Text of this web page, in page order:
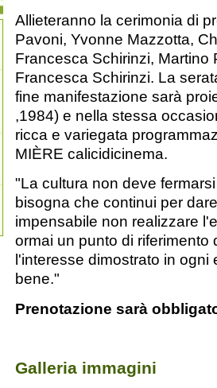
Allieteranno la cerimonia di
Pavoni, Yvonne Mazzotta,
Francesca Schirinzi, Martino
Francesca Schirinzi. La
fine manifestazione sarà
,1984) e nella stessa
ricca e variegata
MIÈRE calicidicinema.
"La cultura non deve
bisogna che continui per
impensabile non realizzare
ormai un punto di
l'interesse dimostrato in
bene."
Prenotazione sarà
Galleria immagini